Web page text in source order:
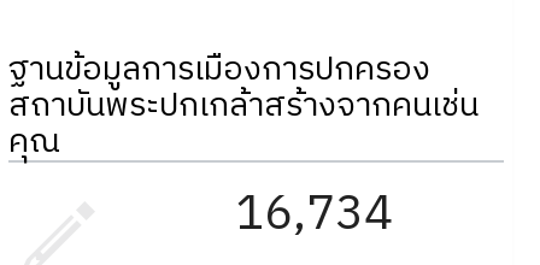
ฐานข้อมูลการเมืองการปกครอง
สถาบันพระปกเกล้าสร้างจากคนเช่น
คุณ
16,734